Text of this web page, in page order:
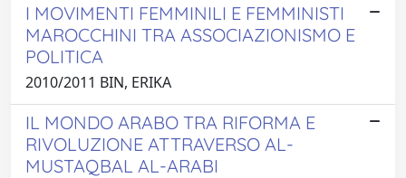
I MOVIMENTI FEMMINILI E FEMMINISTI
MAROCCHINI TRA ASSOCIAZIONISMO E
POLITICA
2010/2011 BIN, ERIKA
IL MONDO ARABO TRA RIFORMA E
RIVOLUZIONE ATTRAVERSO AL-
MUSTAQBAL AL-ARABI